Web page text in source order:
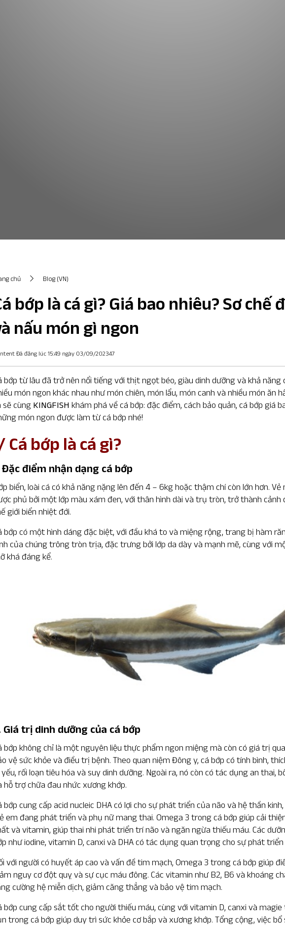
chủ Blog (VN)
bớp là cá gì? Giá bao nhiêu? Sơ chế
nấu món gì ngon
Đã đăng lúc 15:49 ngày 03/09/202347
bớp từ lâu đã trở nên nổi tiếng với thịt ngọt béo, giàu dinh dưỡng và khả năng
món ngon khác nhau như món chiên, món lẩu, món canh và nhiều món ăn
sẽ cùng KINGFISH khám phá về cá bớp: đặc điểm, cách bảo quản, cá bớp giá
món ngon được làm từ cá bớp nhé!
Cá bớp là cá gì?
Đặc điểm nhận dạng cá bớp
biển, loài cá có khả năng nặng lên đến 4 – 6kg hoặc thậm chí còn lớn hơn. Vẻ
phủ bởi một lớp màu xám đen, với thân hình dài và trụ tròn, trở thành cảnh
giới biển nhiệt đới.
bớp có một hình dáng đặc biệt, với đầu khá to và miệng rộng, trang bị hàm
của chúng trông tròn trịa, đặc trưng bởi lớp da dày và mạnh mẽ, cùng với
khá đáng kể.
Giá trị dinh dưỡng của cá bớp
bớp không chỉ là một nguyên liệu thực phẩm ngon miệng mà còn có giá trị
vệ sức khỏe và điều trị bệnh. Theo quan niệm Đông y, cá bớp có tính bình,
rối loạn tiêu hóa và suy dinh dưỡng. Ngoài ra, nó còn có tác dụng an thai,
hỗ trợ chữa đau nhức xương khớp.
bớp cung cấp acid nucleic DHA có lợi cho sự phát triển của não và hệ thần
em đang phát triển và phụ nữ mang thai. Omega 3 trong cá bớp giúp cải
và vitamin, giúp thai nhi phát triển trí não và ngăn ngừa thiếu máu. Các
như iodine, vitamin D, canxi và DHA có tác dụng quan trọng cho sự phát
với người có huyết áp cao và vấn đề tim mạch, Omega 3 trong cá bớp giúp
nguy cơ đột quỵ và sự cục máu đông. Các vitamin như B2, B6 và khoáng
cường hệ miễn dịch, giảm căng thẳng và bảo vệ tim mạch.
bớp cung cấp sắt tốt cho người thiếu máu, cùng với vitamin D, canxi và
trong cá bớp giúp duy trì sức khỏe cơ bắp và xương khớp. Tổng cộng, việc bổ